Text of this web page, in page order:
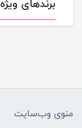
برندهای ویژه
منوی وب‌سایت